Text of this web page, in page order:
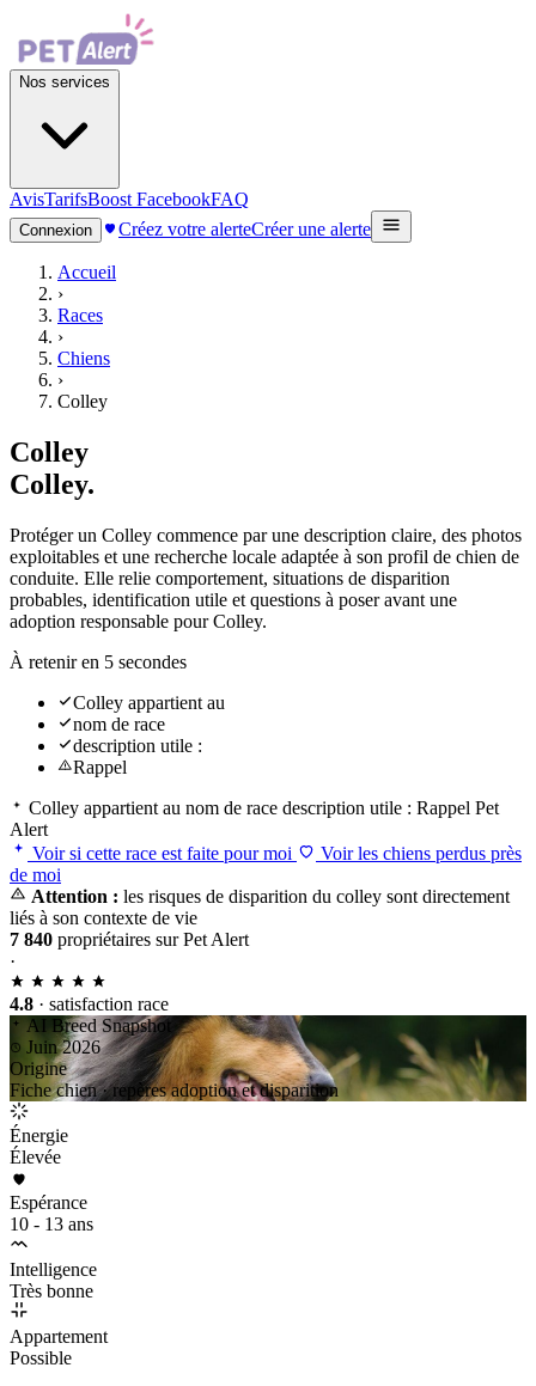
Nos services
AvisTarifsBoost FacebookFAQ
Connexion Créez votre alerteCréer une alerte
Accueil
›
Races
›
Chiens
›
Colley
Colley
Colley.
Protéger un Colley commence par une description claire, des photos
exploitables et une recherche locale adaptée à son profil de chien de
conduite. Elle relie comportement, situations de disparition
probables, identification utile et questions à poser avant une
adoption responsable pour Colley.
À retenir en 5 secondes
Colley appartient au
nom de race
description utile :
Rappel
Colley appartient au nom de race description utile : Rappel Pet
Alert
Voir si cette race est faite pour moi
Voir les chiens perdus près
de moi
Attention : les risques de disparition du colley sont directement
liés à son contexte de vie
7 840 propriétaires sur Pet Alert
·
4.8 · satisfaction race
AI Breed Snapshot
Juin 2026
Origine
Fiche chien · repères adoption et disparition
Énergie
Élevée
Espérance
10 - 13 ans
Intelligence
Très bonne
Appartement
Possible